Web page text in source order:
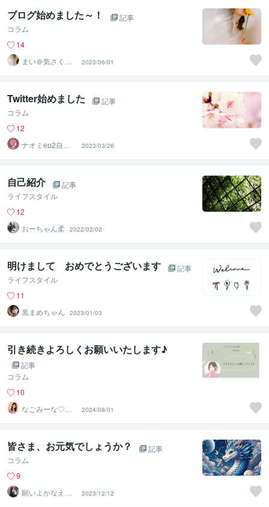
ブログ始めました～！
記事
コラム
14
まい＠気さくま
ったり
2023/06/01
Twitter始めました
記事
コラム
12
ナオミep2自分
を知って楽に生
きる
2023/03/26
自己紹介
記事
ライフスタイル
12
おーちゃん柔
2022/02/02
明けまして おめでとうございます
記事
ライフスタイル
11
黒まめちゃん
2023/01/03
引き続きよろしくお願いいたします♪
記事
コラム
10
なごみーな♡癒
し系心のサポー
ター
2024/08/01
皆さま、お元気でしょうか？
記事
コラム
9
願いよかなえ～
ゆりか～
2023/12/12